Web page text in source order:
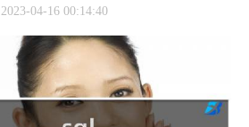
2023-04-16 00:14:40